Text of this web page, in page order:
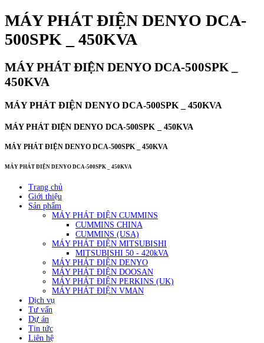
MÁY PHÁT ĐIỆN DENYO DCA-
500SPK _ 450KVA
MÁY PHÁT ĐIỆN DENYO DCA-500SPK _
450KVA
MÁY PHÁT ĐIỆN DENYO DCA-500SPK _ 450KVA
MÁY PHÁT ĐIỆN DENYO DCA-500SPK _ 450KVA
MÁY PHÁT ĐIỆN DENYO DCA-500SPK _ 450KVA
MÁY PHÁT ĐIỆN DENYO DCA-500SPK _ 450KVA
Trang chủ
Giới thiệu
Sản phẩm
MÁY PHÁT ĐIỆN CUMMINS
CUMMINS CHINA
CUMMINS (USA)
MÁY PHÁT ĐIỆN MITSUBISHI
MITSUBISHI 50 - 420kVA
MÁY PHÁT ĐIỆN DENYO
MÁY PHÁT ĐIỆN DOOSAN
MÁY PHÁT ĐIỆN PERKINS (UK)
MÁY PHÁT ĐIỆN VMAN
Dịch vụ
Tư vấn
Dự án
Tin tức
Liên hệ